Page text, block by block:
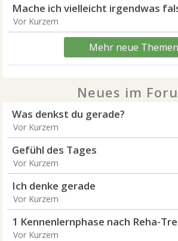
Mache ich vielleicht irgendwas
Vor Kurzem
Mehr neue Themen
Neues im
Was denkst du gerade?
Vor Kurzem
Gefühl des Tages
Vor Kurzem
Ich denke gerade
Vor Kurzem
1 Kennenlernphase nach Reha-
Vor Kurzem